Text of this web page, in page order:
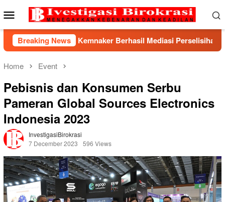
to
Mobile
Menu
Breaking News
Kemnaker Berhasil Mediasi Perselisihan PHK PT Amos
Home Event
Pebisnis dan Konsumen Serbu
Pameran Global Sources Electronics
Indonesia 2023
InvestigasiBirokrasi
7 December 2023
596 Views